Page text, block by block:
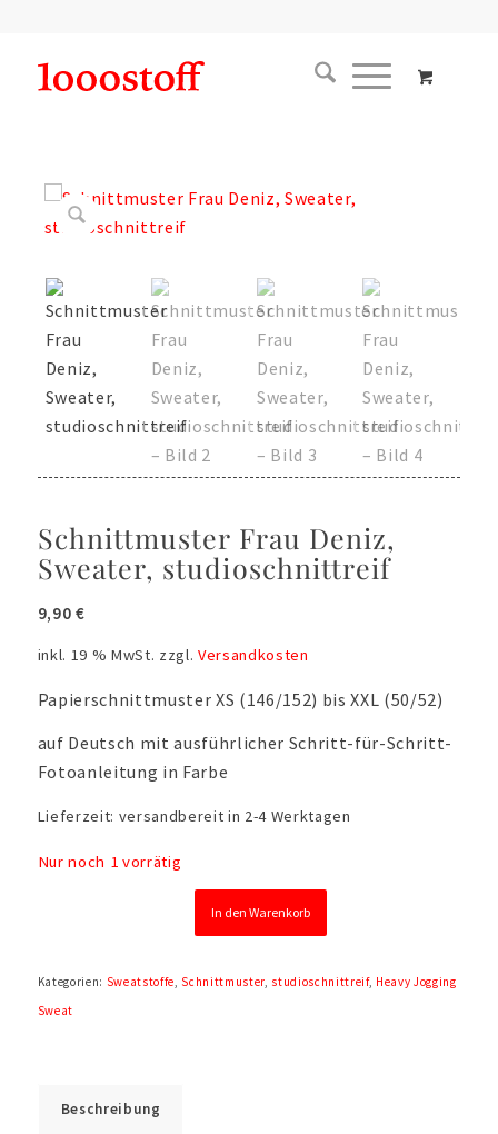
Schnittmuster Frau Deniz,
Sweater, studioschnittreif
9,90 €
inkl. 19 % MwSt. zzgl. Versandkosten
Papierschnittmuster XS (146/152) bis XXL (50/52)
auf Deutsch mit ausführlicher Schritt-für-Schritt-
Fotoanleitung in Farbe
Lieferzeit: versandbereit in 2-4 Werktagen
Nur noch 1 vorrätig
In den Warenkorb
Kategorien: Sweatstoffe, Schnittmuster, studioschnittreif, Heavy Jogging
Sweat
Beschreibung